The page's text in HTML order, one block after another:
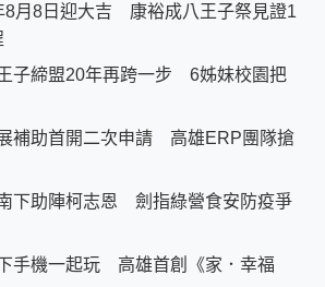
8月8日迎大吉 康裕成八王子祭見證1
子締盟20年再跨一步 6姊妹校園把
補助首開二次申請 高雄ERP團隊搶
下助陣柯志恩 劍指綠營食安防疫爭
手機一起玩 高雄首創《家．幸福